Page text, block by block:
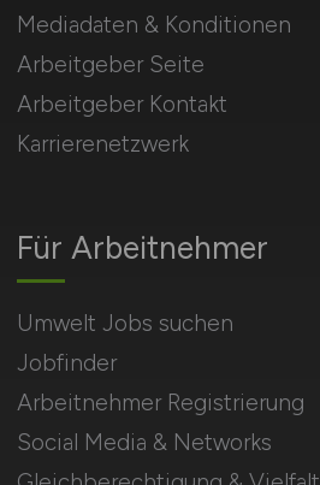
Für Arbeitnehmer
Umwelt Jobs suchen
Jobfinder
Arbeitnehmer Registrierung
Social Media & Networks
Mediadaten & Konditionen
Arbeitgeber Seite
Arbeitgeber Kontakt
Karrierenetzwerk